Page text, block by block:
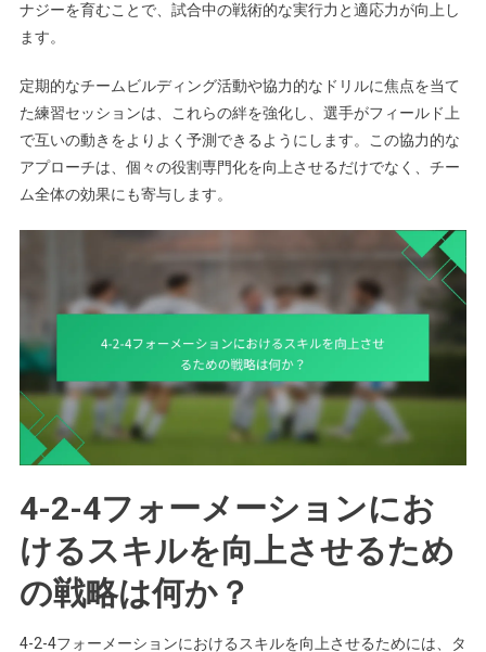
ナジーを育むことで、試合中の戦術的な実行力と適応力が向上し
ます。
定期的なチームビルディング活動や協力的なドリルに焦点を当て
た練習セッションは、これらの絆を強化し、選手がフィールド上
で互いの動きをよりよく予測できるようにします。この協力的な
アプローチは、個々の役割専門化を向上させるだけでなく、チー
ム全体の効果にも寄与します。
4-2-4フォーメーションにお
けるスキルを向上させるため
の戦略は何か？
4-2-4フォーメーションにおけるスキルを向上させるためには、タ